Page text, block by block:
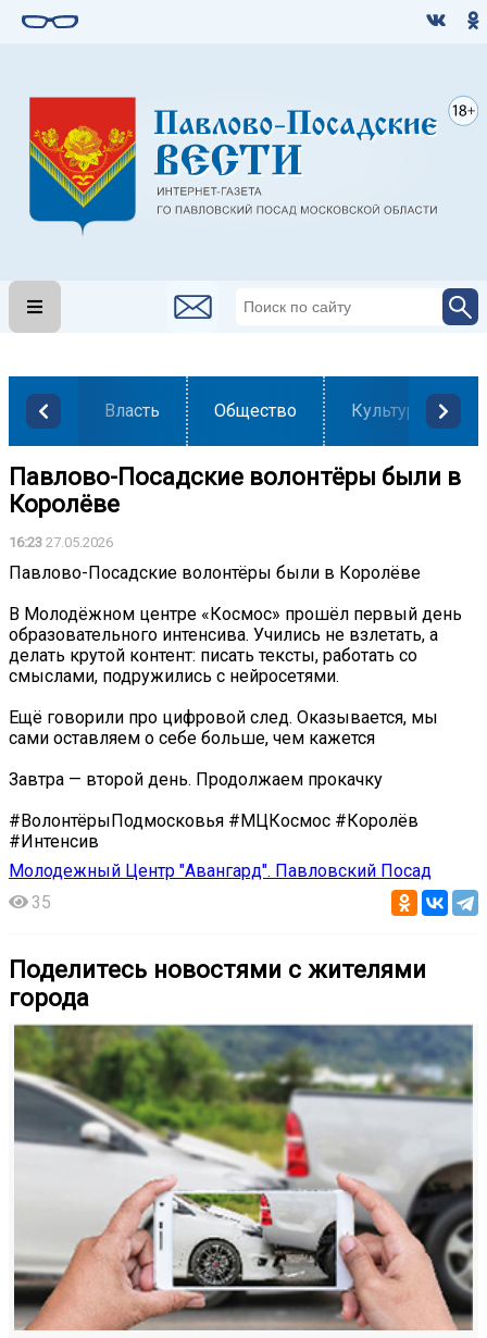
Власть Общество Культура
Павлово-Посадские волонтёры были в
Королёве
16:23 27.05.2026
Павлово-Посадские волонтёры были в Королёве
️В Молодёжном центре «Космос» прошёл первый день
образовательного интенсива. Учились не взлетать, а
делать крутой контент: писать тексты, работать со
смыслами, подружились с нейросетями.
Ещё говорили про цифровой след. Оказывается, мы
сами оставляем о себе больше, чем кажется
Завтра — второй день. Продолжаем прокачку
#ВолонтёрыПодмосковья #МЦКосмос #Королёв
#Интенсив
Молодежный Центр "Авангард". Павловский Посад
35
Поделитесь новостями с жителями
города